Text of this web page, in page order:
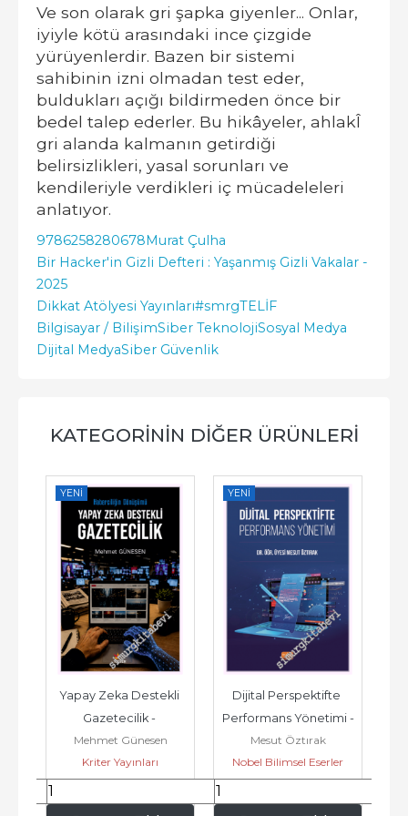
Ve son olarak gri şapka giyenler... Onlar,
iyiyle kötü arasındaki ince çizgide
yürüyenlerdir. Bazen bir sistemi
sahibinin izni olmadan test eder,
buldukları açığı bildirmeden önce bir
bedel talep ederler. Bu hikâyeler, ahlakÎ
gri alanda kalmanın getirdiği
belirsizlikleri, yasal sorunları ve
kendileriyle verdikleri iç mücadeleleri
anlatıyor.
9786258280678Murat Çulha
Bir Hacker'in Gizli Defteri : Yaşanmış Gizli Vakalar -
2025
Dikkat Atölyesi Yayınları#smrgTELİF
Bilgisayar / BilişimSiber TeknolojiSosyal Medya
Dijital MedyaSiber Güvenlik
KATEGORININ DIĞER ÜRÜNLERI
YENI
Yapay Zeka Destekli
Gazetecilik -
Haberciliğin
Dönüşümü -
Mehmet Günesen
Kriter Yayınları
YENI
Dijital Perspektifte
Performans Yönetimi -
Mesut Öztırak
Nobel Bilimsel Eserler